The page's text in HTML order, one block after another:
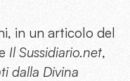
in un articolo del
Il Sussidiario.net,
dalla Divina